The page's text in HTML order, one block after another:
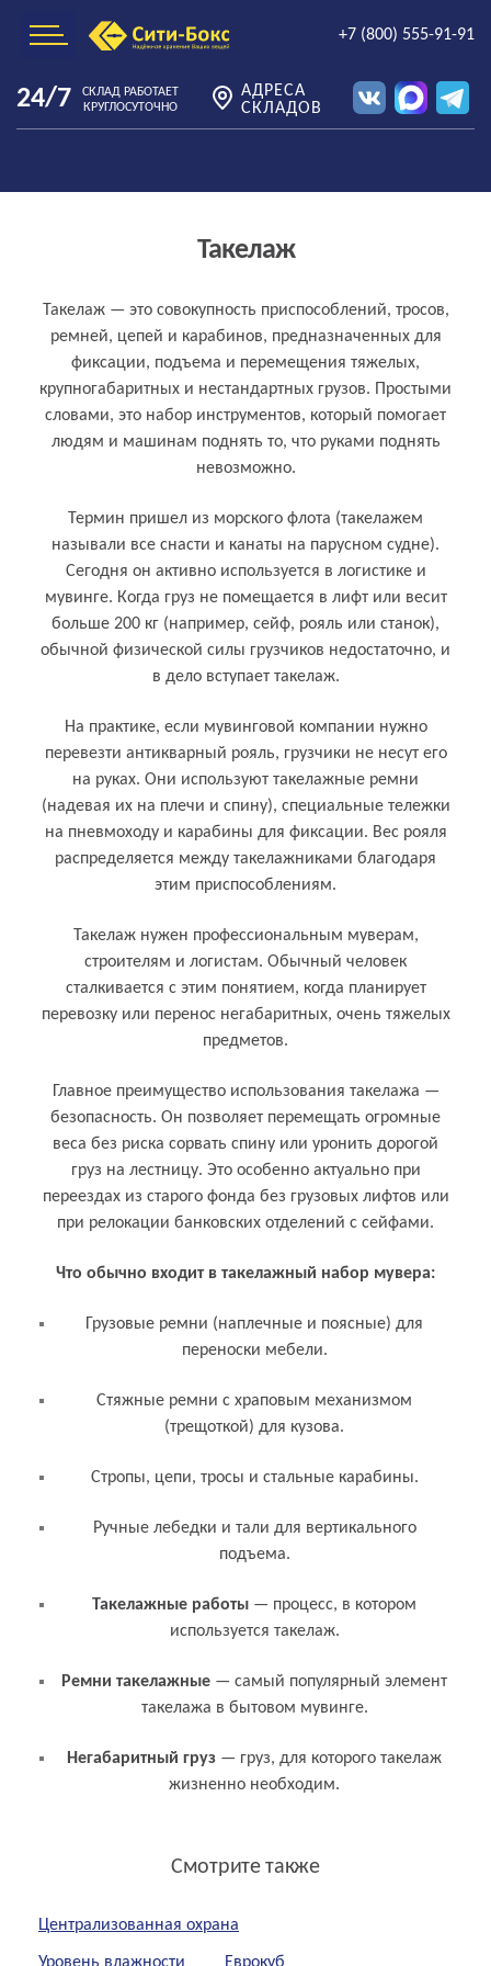
+7 (800) 555-91-91
24/7
СКЛАД РАБОТАЕТ
КРУГЛОСУТОЧНО
АДРЕСА
СКЛАДОВ
Такелаж
Что такое такелаж простыми словами
Такелаж — это совокупность приспособлений, тросов,
ремней, цепей и карабинов, предназначенных для
фиксации, подъема и перемещения тяжелых,
крупногабаритных и нестандартных грузов. Простыми
словами, это набор инструментов, который помогает
людям и машинам поднять то, что руками поднять
невозможно.
Термин пришел из морского флота (такелажем
называли все снасти и канаты на парусном судне).
Сегодня он активно используется в логистике и
мувинге. Когда груз не помещается в лифт или весит
больше 200 кг (например, сейф, рояль или станок),
обычной физической силы грузчиков недостаточно, и
в дело вступает такелаж.
На практике, если мувинговой компании нужно
перевезти антикварный рояль, грузчики не несут его
на руках. Они используют такелажные ремни
(надевая их на плечи и спину), специальные тележки
на пневмоходу и карабины для фиксации. Вес рояля
распределяется между такелажниками благодаря
этим приспособлениям.
Кому и для чего нужен такелаж
Такелаж нужен профессиональным муверам,
строителям и логистам. Обычный человек
сталкивается с этим понятием, когда планирует
перевозку или перенос негабаритных, очень тяжелых
предметов.
Главное преимущество использования такелажа —
безопасность. Он позволяет перемещать огромные
веса без риска сорвать спину или уронить дорогой
груз на лестницу. Это особенно актуально при
переездах из старого фонда без грузовых лифтов или
при релокации банковских отделений с сейфами.
Что обычно входит в такелажный набор мувера:
Грузовые ремни (наплечные и поясные) для
переноски мебели.
Стяжные ремни с храповым механизмом
(трещоткой) для кузова.
Стропы, цепи, тросы и стальные карабины.
Ручные лебедки и тали для вертикального
подъема.
Связанные термины и понятия
Такелажные работы — процесс, в котором
используется такелаж.
Ремни такелажные — самый популярный элемент
такелажа в бытовом мувинге.
Негабаритный груз — груз, для которого такелаж
жизненно необходим.
Смотрите также
Централизованная охрана